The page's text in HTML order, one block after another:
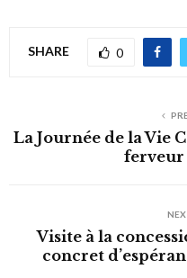
SHARE 0
La Journée de la Vie
ferveur
Visite à la
concret